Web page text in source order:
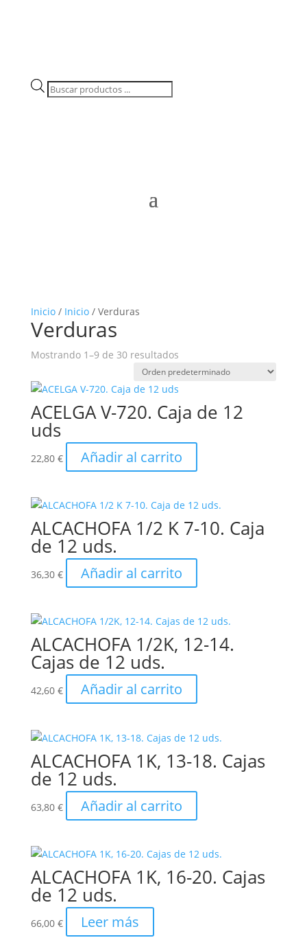
Búsqueda
de
Inicio/ Inicio/ Verduras
Verduras
Mostrando 1–9 de 30 resultados
ACELGA V-720. Caja de 12
uds
22,80 € Añadir al carrito
ALCACHOFA 1/2 K 7-10. Caja
de 12 uds.
36,30 € Añadir al carrito
ALCACHOFA 1/2K, 12-14.
Cajas de 12 uds.
42,60 € Añadir al carrito
ALCACHOFA 1K, 13-18. Cajas
de 12 uds.
63,80 € Añadir al carrito
ALCACHOFA 1K, 16-20. Cajas
de 12 uds.
66,00 € Leer más